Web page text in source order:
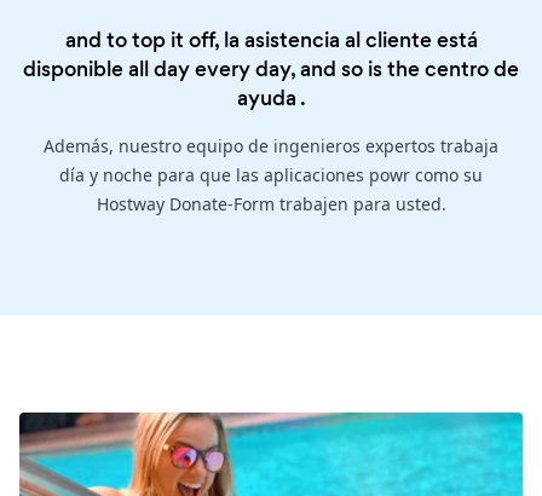
and to top it off, la asistencia al cliente está
disponible all day every day, and so is thecentro de
ayuda .
Además, nuestro equipo de ingenieros expertos trabaja
día y noche para que las aplicaciones powr como su
Hostway Donate-Form trabajen para usted.